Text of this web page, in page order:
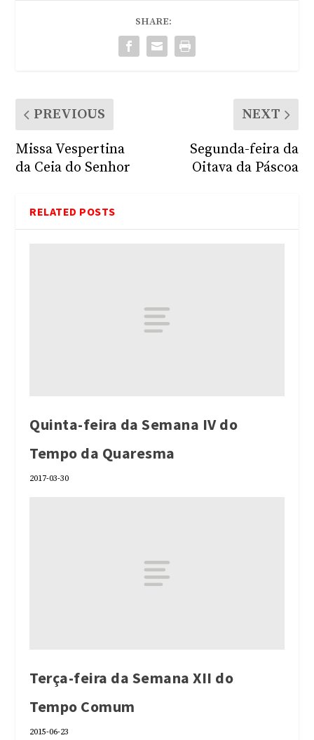
SHARE:
PREVIOUS
Missa Vespertina
da Ceia do Senhor
NEXT
Segunda-feira da
Oitava da Páscoa
RELATED POSTS
Quinta-feira da Semana IV do
Tempo da Quaresma
2017-03-30
Terça-feira da Semana XII do
Tempo Comum
2015-06-23